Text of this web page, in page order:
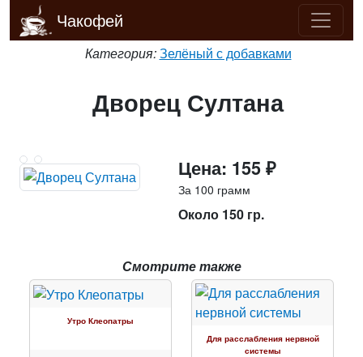
Чакофей
Категория:Зелёный с добавками
Дворец Султана
Цена: 155 ₽
За 100 грамм
Около 150 гр.
Смотрите также
Утро Клеопатры
Для расслабления нервной
системы